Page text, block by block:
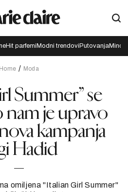
Hit parfemi Modni trendovi Putovanja
Home Moda
Summer” se
nam je upravo
kampanja
Hadid
omiljena "Italian Girl Summer"